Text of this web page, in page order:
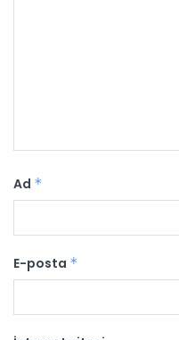
Ad *
E-posta *